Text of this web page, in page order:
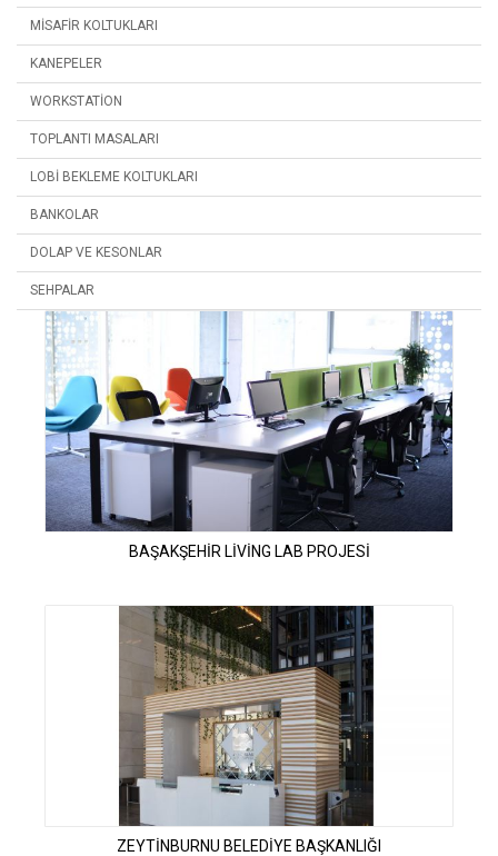
MISAFIR KOLTUKLARI
KANEPELER
WORKSTATION
TOPLANTI MASALARI
LOBI BEKLEME KOLTUKLARI
BANKOLAR
DOLAP VE KESONLAR
SEHPALAR
BAŞAKŞEHİR LİVİNG LAB PROJESİ
ZEYTİNBURNU BELEDİYE BAŞKANLIĞI